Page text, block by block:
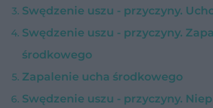
Swędzenie uszu - przyczyny.
Swędzenie uszu - przyczyny.
środkowego
Zapalenie ucha środkowego
Swędzenie uszu - przyczyny.